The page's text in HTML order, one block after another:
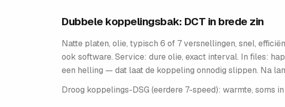
Dubbele koppelingsbak: DCT in brede zin
Natte platen, olie, typisch 6 of 7 versnellingen, snel,
ook software. Service: dure olie, exact interval. In files:
een helling — dat laat de koppeling onnodig slippen. Na
Droog koppelings-DSG (eerdere 7-speed): warmte,